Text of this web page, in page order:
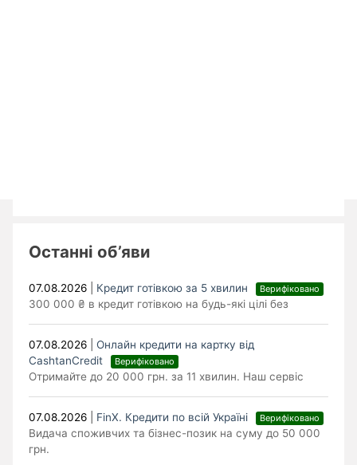
Останні об’яви
07.08.2026 Кредит готівкою за 5 хвилин Верифіковано
300 000 ₴ в кредит готівкою на будь-які цілі без
07.08.2026 |Онлайн кредити на картку від
CashtanCredit
Верифіковано
Отримайте до 20 000 грн. за 11 хвилин. Наш сервіс
07.08.2026 FinX. Кредити по всій Україні Верифіковано
Видача споживчих та бізнес-позик на суму до 50 000
грн.